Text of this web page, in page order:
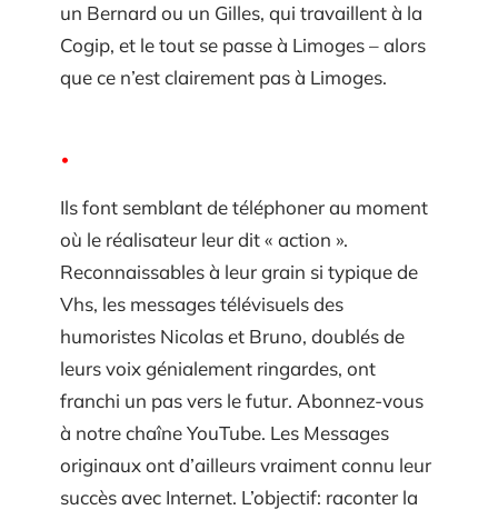
un Bernard ou un Gilles, qui travaillent à la
Cogip, et le tout se passe à Limoges – alors
que ce n’est clairement pas à Limoges.
Ils font semblant de téléphoner au moment
où le réalisateur leur dit « action ».
Reconnaissables à leur grain si typique de
Vhs, les messages télévisuels des
humoristes Nicolas et Bruno, doublés de
leurs voix génialement ringardes, ont
franchi un pas vers le futur. Abonnez-vous
à notre chaîne YouTube. Les Messages
originaux ont d’ailleurs vraiment connu leur
succès avec Internet. L’objectif: raconter la